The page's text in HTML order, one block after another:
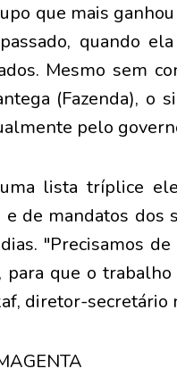
que mais
quando
Mesmo sem
(Fazenda), o
pelo
lista tríplice
de mandatos dos
"Precisamos
para que o
diretor-